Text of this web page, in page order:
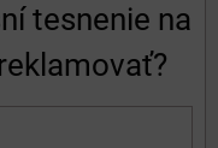
tesnenie na